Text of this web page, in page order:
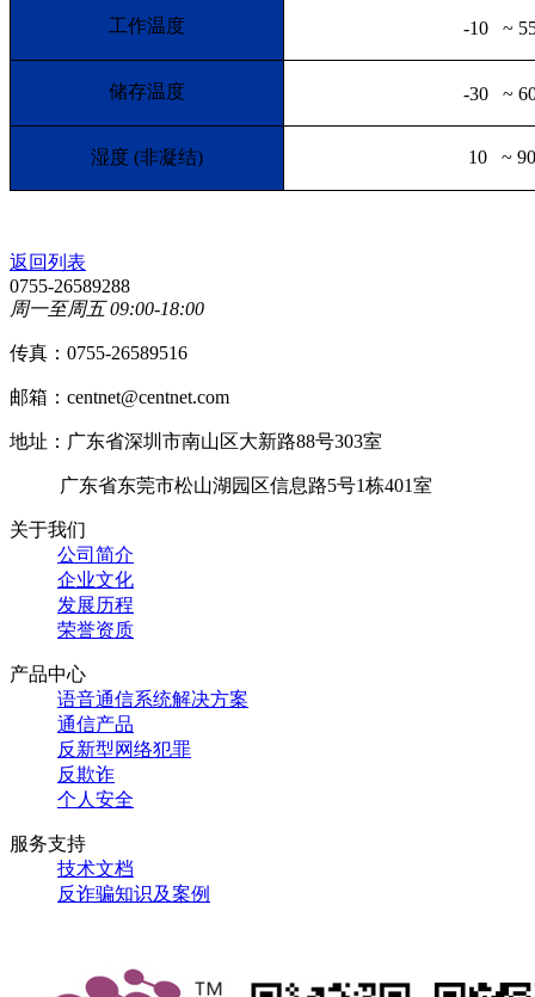
工作温度 -10 ~
储存温度 -30 ~
湿度 (非凝结) 10 ~
返回列表
0755-26589288
周一至周五 09:00-18:00
传真：0755-26589516
邮箱：centnet@centnet.com
地址：广东省深圳市南山区大新路88号303室
广东省东莞市松山湖园区信息路5号1栋401室
关于我们
公司简介
企业文化
发展历程
荣誉资质
产品中心
语音通信系统解决方案
通信产品
反新型网络犯罪
反欺诈
个人安全
服务支持
技术文档
反诈骗知识及案例